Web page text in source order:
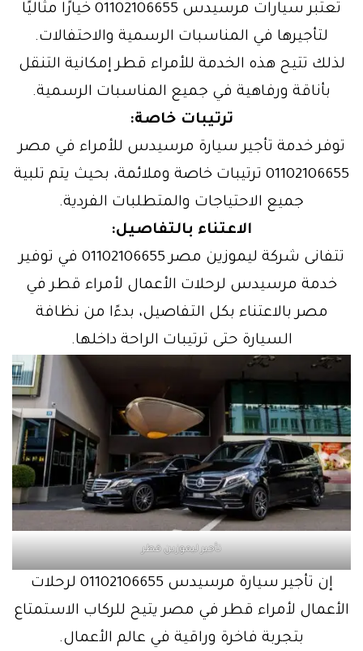
تعتبر سيارات مرسيدس 01102106655 خيارًا مثاليًا
لتأجيرها في المناسبات الرسمية والاحتفالات.
لذلك تتيح هذه الخدمة للأمراء قطر إمكانية التنقل
بأناقة ورفاهية في جميع المناسبات الرسمية.
ترتيبات خاصة:
توفر خدمة تأجير سيارة مرسيدس للأمراء في مصر
01102106655 ترتيبات خاصة وملائمة، بحيث يتم تلبية
جميع الاحتياجات والمتطلبات الفردية.
الاعتناء بالتفاصيل:
تتفانى شركة ليموزين مصر 01102106655 في توفير
خدمة مرسيدس لرحلات الأعمال لأمراء قطر في
مصر بالاعتناء بكل التفاصيل، بدءًا من نظافة
السيارة حتى ترتيبات الراحة داخلها.
تأجير ليموزين قطر
إن تأجير سيارة مرسيدس 01102106655 لرحلات
الأعمال لأمراء قطر في مصر يتيح للركاب الاستمتاع
بتجربة فاخرة وراقية في عالم الأعمال.